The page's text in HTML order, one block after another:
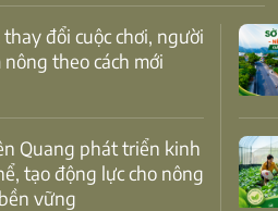
theo cách mới
tạo động lực cho nông
vững